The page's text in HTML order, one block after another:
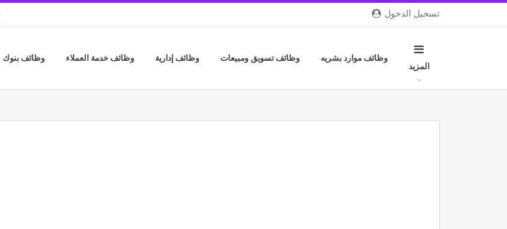
تسجيل الدخول
وظائف بنوك وظائف خدمة العملاء وظائف إدارية وظائف تسويق ومبيعات
وظائف موارد بشريه
المزيد